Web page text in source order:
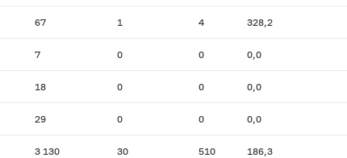
67 1 4 328,2
7 0 0 0,0
18 0 0 0,0
29 0 0 0,0
3 130 30 510 186,3